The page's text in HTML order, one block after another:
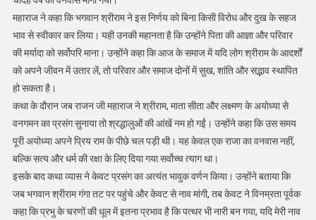
महाराज ने कहा कि भगवान श्रीराम ने इस निर्णय को बिना किसी विरोध और दुख के सहज
भाव से स्वीकार कर लिया। यही उनकी महानता है कि उन्होंने पिता की आज्ञा और परिवार
की मर्यादा को सर्वोपरि माना। उन्होंने कहा कि आज के समाज में यदि लोग श्रीराम के आदर्शों
को अपने जीवन में उतार लें, तो परिवार और समाज दोनों में सुख, शांति और सद्भाव स्थापित
हो सकता है।
कथा के दौरान जब राजन जी महाराज ने श्रीराम, माता सीता और लक्ष्मण के अयोध्या से
वनगमन का प्रसंग सुनाया तो श्रद्धालुओं की आंखें नम हो गईं। उन्होंने कहा कि उस समय
पूरी अयोध्या अपने प्रिय राम के पीछे चल पड़ी थी। यह केवल एक राजा का वनवास नहीं,
बल्कि सत्य और धर्म की रक्षा के लिए दिया गया सर्वोच्च त्याग था।
इसके बाद कथा व्यास ने केवट प्रसंग का अत्यंत भावुक वर्णन किया। उन्होंने बताया कि
जब भगवान श्रीराम गंगा तट पर पहुंचे और केवट से नाव मांगी, तब केवट ने विनम्रता पूर्वक
कहा कि प्रभु के चरणों की धूल में इतना प्रभाव है कि पत्थर भी नारी बन गया, यदि मेरी नाव